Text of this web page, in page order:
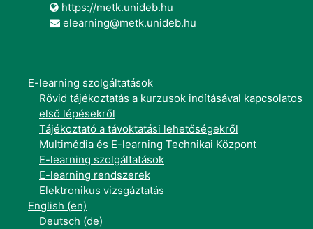
https://metk.unideb.hu
elearning@metk.unideb.hu
E-learning szolgáltatások
Rövid tájékoztatás a kurzusok indításával kapcsolatos
első lépésekről
Tájékoztató a távoktatási lehetőségekről
Multimédia és E-learning Technikai Központ
E-learning szolgáltatások
E-learning rendszerek
Elektronikus vizsgáztatás
English ‎(en)‎
Deutsch ‎(de)‎